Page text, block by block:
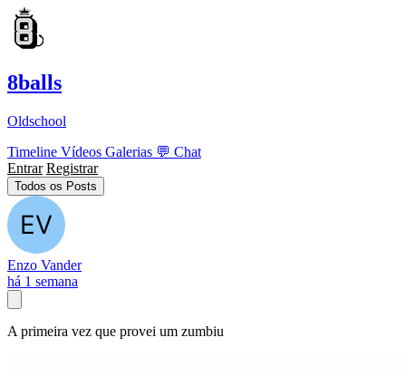
8balls
Oldschool
Timeline Vídeos Galerias 💬 Chat
Entrar Registrar
Todos os Posts
Enzo Vander
há 1 semana
A primeira vez que provei um zumbiu